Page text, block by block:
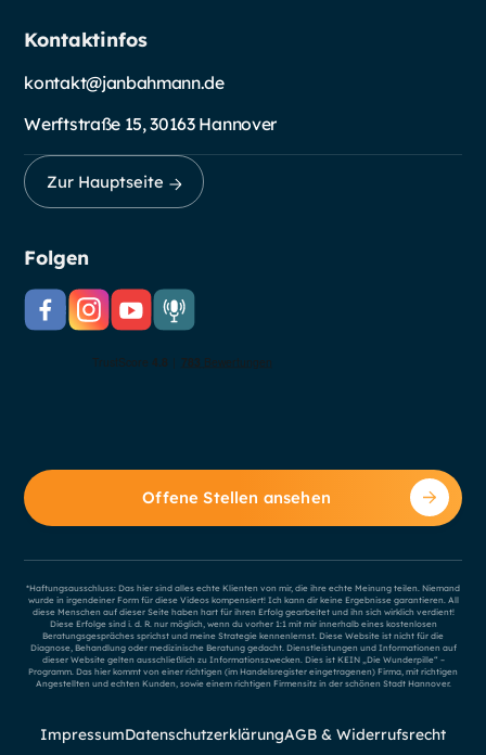
Kontaktinfos
kontakt@janbahmann.de
Werftstraße 15, 30163 Hannover
Zur Hauptseite
Offene Stellen ansehen
Folgen
*Haftungsausschluss: Das hier sind alles echte Klienten von mir, die ihre echte Meinung teilen. Niemand
wurde in irgendeiner Form für diese Videos kompensiert! Ich kann dir keine Ergebnisse garantieren. All
diese Menschen auf dieser Seite haben hart für ihren Erfolg gearbeitet und ihn sich wirklich verdient!
Diese Erfolge sind i. d. R. nur möglich, wenn du vorher 1:1 mit mir innerhalb eines kostenlosen
Beratungsgespräches sprichst und meine Strategie kennenlernst. Diese Website ist nicht für die
Diagnose, Behandlung oder medizinische Beratung gedacht. Dienstleistungen und Informationen auf
dieser Website gelten ausschließlich zu Informationszwecken. Dies ist KEIN „Die Wunderpille“ –
Programm. Das hier kommt von einer richtigen (im Handelsregister eingetragenen) Firma, mit richtigen
Angestellten und echten Kunden, sowie einem richtigen Firmensitz in der schönen Stadt Hannover.
ImpressumDatenschutzerklärungAGB & Widerrufsrecht